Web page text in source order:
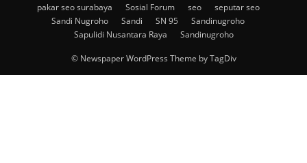
pakar seo surabaya
Sosial Forum seo
seputar seo
Sandi Nugroho
Sandi SN 95
Sandinugroho
Sapulidi Nusantara Raya
Sandinugroho
© Newspaper WordPress Theme by TagDiv